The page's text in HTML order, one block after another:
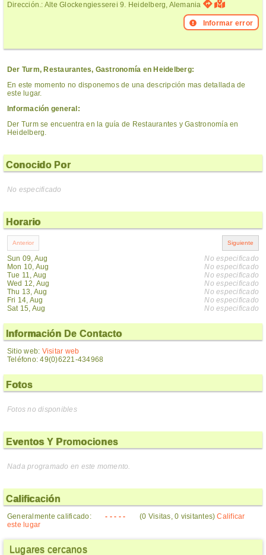
Dirección.: Alte Glockengiesserei 9. Heidelberg, Alemania
Informar error
Der Turm, Restaurantes, Gastronomía en Heidelberg:
En este momento no disponemos de una descripción mas detallada de
este lugar.
Información general:
Der Turm se encuentra en la guía de Restaurantes y Gastronomía en
Heidelberg.
Conocido Por
No especificado
Horario
Sun 09, Aug
Mon 10, Aug
Tue 11, Aug
Wed 12, Aug
Thu 13, Aug
Fri 14, Aug
Sat 15, Aug
No especificado
No especificado
No especificado
No especificado
No especificado
No especificado
No especificado
Información De Contacto
Sitio web: Visitar web
Teléfono: 49(0)6221-434968
Fotos
Fotos no disponibles
Eventos Y Promociones
Nada programado en este momento.
Calificación
Generalmente calificado: - - - - - (0 Visitas, 0 visitantes)Calificar
este lugar
Lugares cercanos